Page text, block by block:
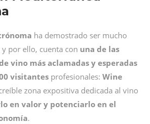
ha demostrado ser mucho
por ello, cuenta con una de las
vino más aclamadas y esperadas
visitantes profesionales: Wine
zona expositiva dedicada al vino
en valor y potenciarlo en el
.